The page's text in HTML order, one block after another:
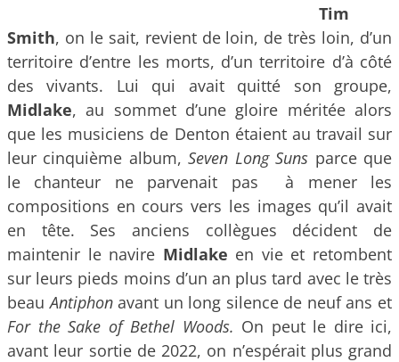
Tim
Smith, on le sait, revient de loin, de très loin, d’un
territoire d’entre les morts, d’un territoire d’à côté
des vivants. Lui qui avait quitté son groupe,
Midlake, au sommet d’une gloire méritée alors
que les musiciens de Denton étaient au travail sur
leur cinquième album,Seven Long Suns parce que
le chanteur ne parvenait pas à mener les
compositions en cours vers les images qu’il avait
en tête. Ses anciens collègues décident de
maintenir le navire Midlake en vie et retombent
sur leurs pieds moins d’un an plus tard avec le très
beauAntiphonavant un long silence de neuf ans et
For the Sake of Bethel Woods. On peut le dire ici,
avant leur sortie de 2022, on n’espérait plus grand